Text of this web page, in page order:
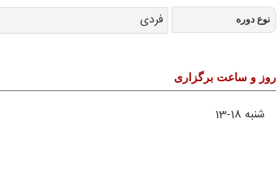
نوع دوره فردی
روز و ساعت برگزاری
شنبه 18-13